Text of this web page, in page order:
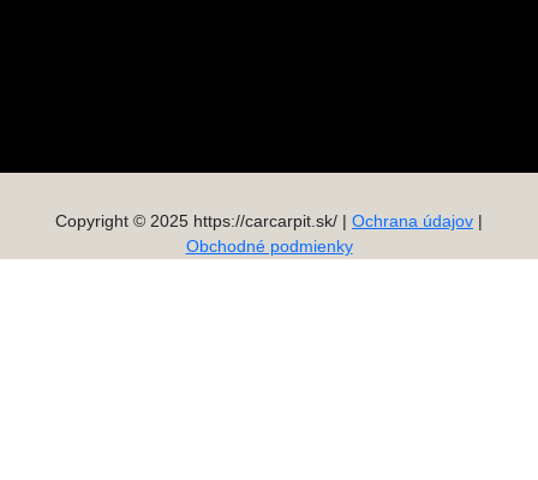
Copyright © 2025 https://carcarpit.sk/ | Ochrana údajov |
Obchodné podmienky